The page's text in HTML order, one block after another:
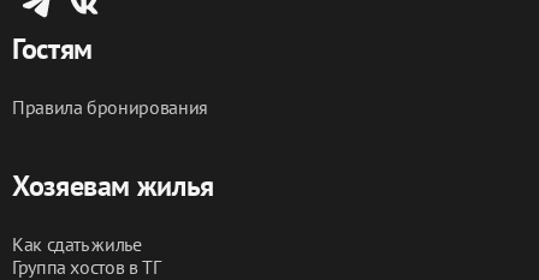
Гостям
Правила бронирования
Хозяевам жилья
Как сдать жилье
Группа хостов в ТГ